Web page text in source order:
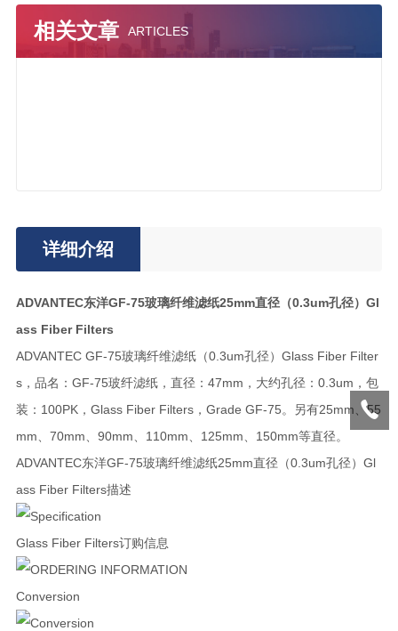
相关文章 ARTICLES
详细介绍
ADVANTEC东洋GF-75玻璃纤维滤纸25mm直径（0.3um孔径）Gl
ass Fiber Filters
ADVANTEC GF-75玻璃纤维滤纸（0.3um孔径）Glass Fiber Filter
s，品名：GF-75玻纤滤纸，直径：47mm，大约孔径：0.3um，包
装：100PK，Glass Fiber Filters，Grade GF-75。另有25mm、55
mm、70mm、90mm、110mm、125mm、150mm等直径。
ADVANTEC东洋GF-75玻璃纤维滤纸25mm直径（0.3um孔径）Gl
ass Fiber Filters描述
Glass Fiber Filters订购信息
Conversion